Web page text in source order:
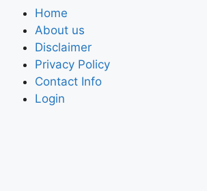
Home
About us
Disclaimer
Privacy Policy
Contact Info
Login